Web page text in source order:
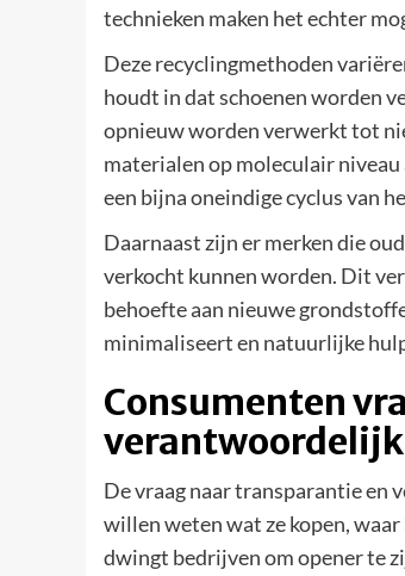
technieken maken het echter
Deze recyclingmethoden
houdt in dat schoenen worden
opnieuw worden verwerkt tot
materialen op moleculair
een bijna oneindige cyclus van
Daarnaast zijn er merken die
verkocht kunnen worden. Dit
behoefte aan nieuwe
minimaliseert en natuurlijke
Consumenten
De vraag naar transparantie en
willen weten wat ze kopen,
dwingt bedrijven om opener te